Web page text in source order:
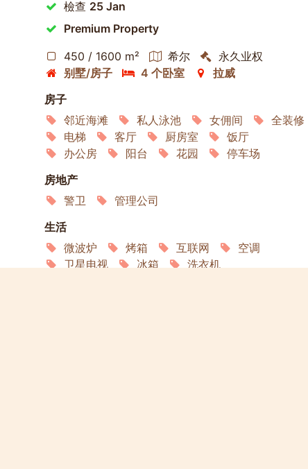
檢查 25 Jan
Premium Property
450 / 1600 m²
希尔
永久业权
别墅/房子
4 个卧室
拉威
房子
邻近海滩
私人泳池 女佣间
全装修
电梯
客厅 厨房室
饭厅
办公房
阳台 花园
停车场
房地产
警卫
管理公司
生活
微波炉
烤箱 互联网
空调
卫星电视
冰箱
洗衣机